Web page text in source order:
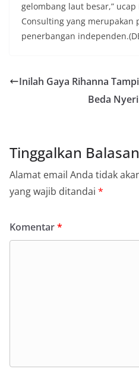
gelombang laut besar,”
Consulting yang merupakan
penerbangan
Inilah Gaya Rihanna
Beda
Tinggalkan Balasan
Alamat email Anda tidak
yang wajib ditandai *
Komentar*